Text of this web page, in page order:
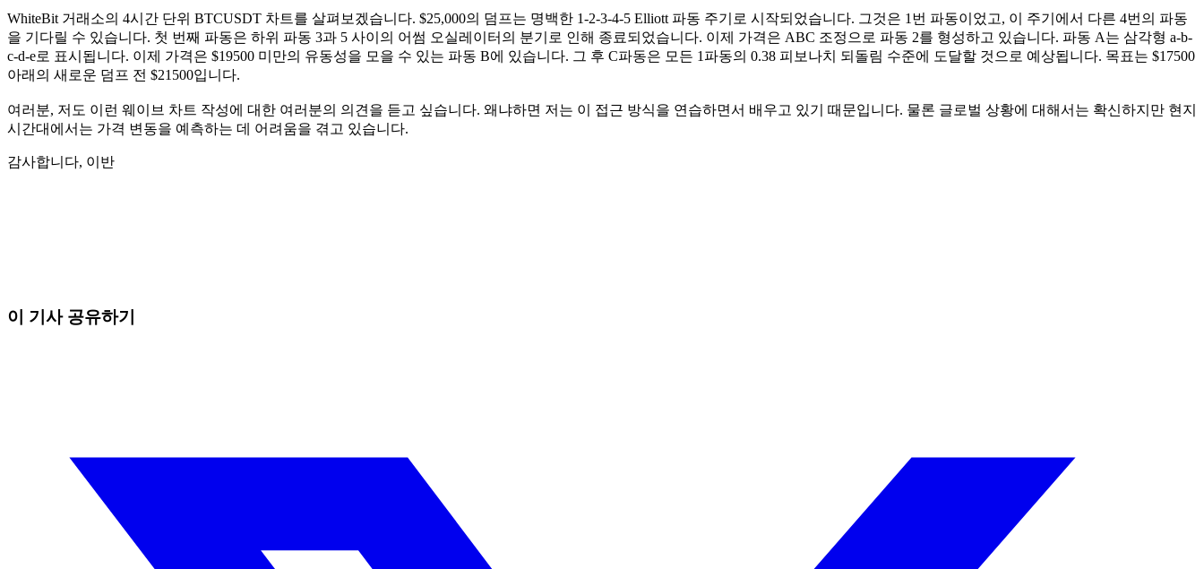
WhiteBit 거래소의 4시간 단위 BTCUSDT 차트를 살펴보겠습니다. $25,000의 덤프는 명백한 1-2-3-4-5 Elliott 파동 주기로 시작되었습니다. 그것은 1번 파동이었고, 이 주기에서 다른 4번의 파동
을 기다릴 수 있습니다. 첫 번째 파동은 하위 파동 3과 5 사이의 어썸 오실레이터의 분기로 인해 종료되었습니다. 이제 가격은 ABC 조정으로 파동 2를 형성하고 있습니다. 파동 A는 삼각형 a-b-
c-d-e로 표시됩니다. 이제 가격은 $19500 미만의 유동성을 모을 수 있는 파동 B에 있습니다. 그 후 C파동은 모든 1파동의 0.38 피보나치 되돌림 수준에 도달할 것으로 예상됩니다. 목표는 $17500
아래의 새로운 덤프 전 $21500입니다.
여러분, 저도 이런 웨이브 차트 작성에 대한 여러분의 의견을 듣고 싶습니다. 왜냐하면 저는 이 접근 방식을 연습하면서 배우고 있기 때문입니다. 물론 글로벌 상황에 대해서는 확신하지만 현지
시간대에서는 가격 변동을 예측하는 데 어려움을 겪고 있습니다.
감사합니다, 이반
이 기사 공유하기